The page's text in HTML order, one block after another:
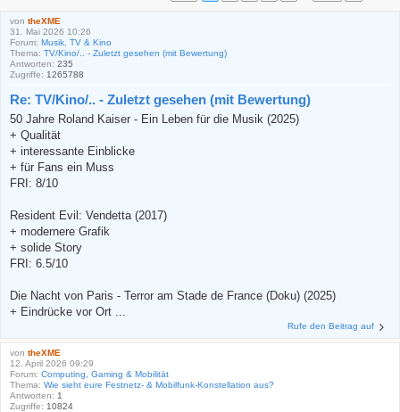
von theXME
31. Mai 2026 10:26
Forum: Musik, TV & Kino
Thema: TV/Kino/.. - Zuletzt gesehen (mit Bewertung)
Antworten: 235
Zugriffe: 1265788
Re: TV/Kino/.. - Zuletzt gesehen (mit Bewertung)
50 Jahre Roland Kaiser - Ein Leben für die Musik (2025)
+ Qualität
+ interessante Einblicke
+ für Fans ein Muss
FRI: 8/10
Resident Evil: Vendetta (2017)
+ modernere Grafik
+ solide Story
FRI: 6.5/10
Die Nacht von Paris - Terror am Stade de France (Doku) (2025)
+ Eindrücke vor Ort ...
Rufe den Beitrag auf
von theXME
12. April 2026 09:29
Forum: Computing, Gaming & Mobilität
Thema: Wie sieht eure Festnetz- & Mobilfunk-Konstellation aus?
Antworten: 1
Zugriffe: 10824